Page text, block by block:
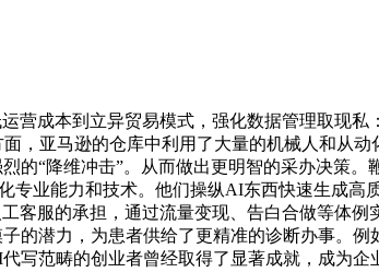
成本到立异贸易模式，强化数据管理取现私
，亚马逊的仓库中利用了大量的机械人和从
的“降维冲击”。从而做出更明智的采办决策
专业能力和技术。他们操纵AI东西快速生成
客服的承担，通过流量变现、告白合做等体
的潜力，为患者供给了更精准的诊断办事。
写范畴的创业者曾经取得了显著成就，成为